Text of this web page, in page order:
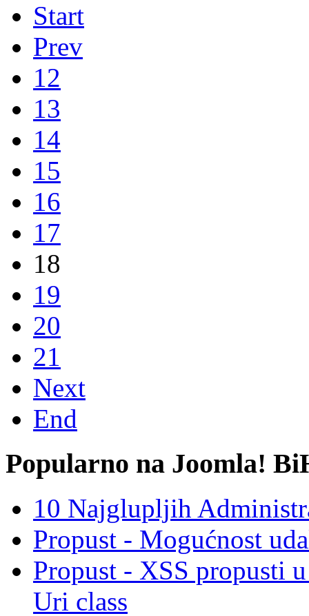
Start
Prev
12
13
14
15
16
17
18
19
20
21
Next
End
Popularno na Joomla!
10 Najglupljih
Propust - Mogućnost
Propust - XSS propusti
Uri class